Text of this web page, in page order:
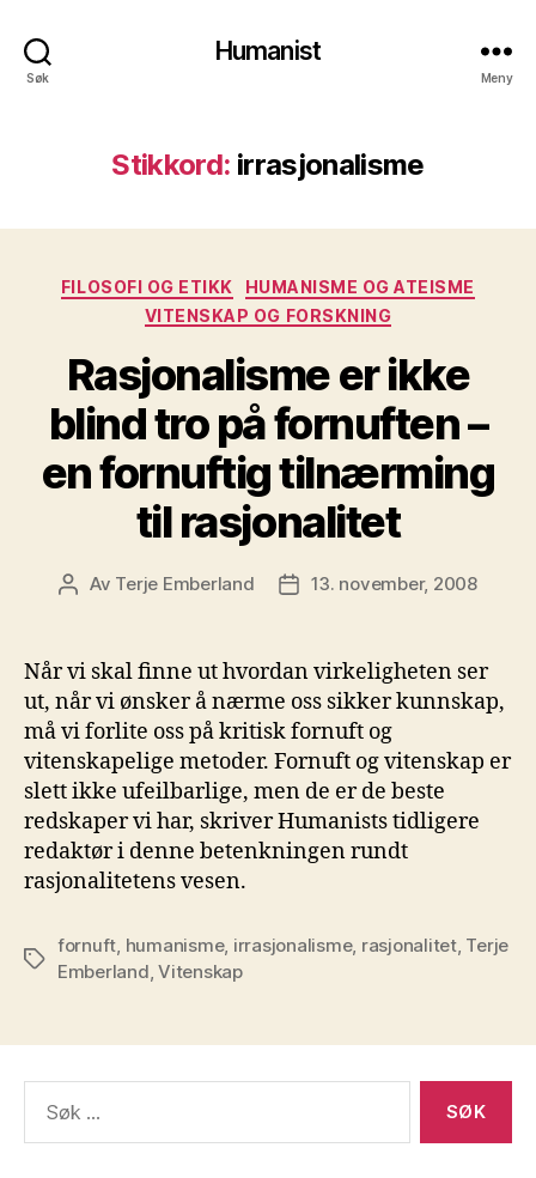
Søk
Humanist
Meny
Stikkord: irrasjonalisme
Kategorier
FILOSOFI OG ETIKK
HUMANISME OG ATEISME
VITENSKAP OG FORSKNING
Rasjonalisme er ikke
blind tro på fornuften –
en fornuftig tilnærming
til rasjonalitet
Innleggsforfatter
Av Terje Emberland Publiseringsdato
13. november, 2008
Når vi skal finne ut hvordan virkeligheten ser
ut, når vi ønsker å nærme oss sikker kunnskap,
må vi forlite oss på kritisk fornuft og
vitenskapelige metoder. Fornuft og vitenskap er
slett ikke ufeilbarlige, men de er de beste
redskaper vi har, skriver Humanists tidligere
redaktør i denne betenkningen rundt
rasjonalitetens vesen.
Stikkord
fornuft, humanisme, irrasjonalisme, rasjonalitet, Terje
Emberland,Vitenskap
etter: